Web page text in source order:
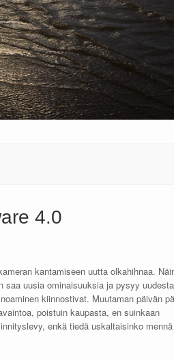
4.0
kantamiseen uutta olkahihnaa.
uusia ominaisuuksia ja pysyy uudesta
kiinnostivat. Muutaman päivän
poistuin kaupasta, en suinkaan
enkä tiedä uskaltaisinko